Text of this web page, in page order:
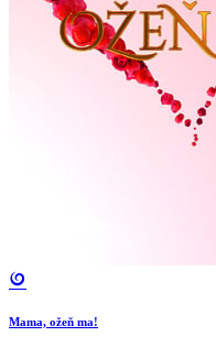
Mama, ožeň ma!